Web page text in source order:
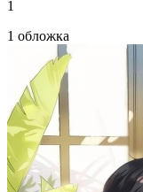
1
1 обложка